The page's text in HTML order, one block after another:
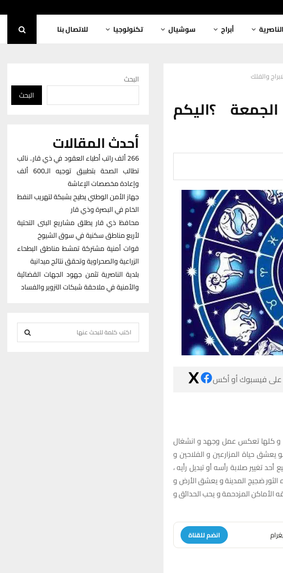
أبراج سوشيال تكنولوجيا للاتصال بنا
والفلك
؟اليكم
على فيسبوك أو أكس
و كلها تعكس عمل وجهد و انشغال
يعشق حياة المزارعين و الفلاحين و
تغيير صلابة رأسه أو تبديل رأيه ،
ضجيج المدينة و يعشق الأرض و
الأماكن المزدحمة و يحب الحدائق و
انضم للقناة
البحث
البحث
أحدث المقالات
266 ألف راتب أطباء العقود في ذي قار.. نائب
تطالب الصحة بتطبيق توجيه الـ600 ألف
وإعادة مخصصات الإعاشة
جهاز الأمن الوطني يطيح بشبكة لتهريب النفط
الخام في البصرة وذي قار
محافظ ذي قار يطلق مشاريع البنى التحتية
لأربع مناطق سكنية في سوق الشيوخ
قوات أمنية مشتركة تمشط مناطق البطحاء
الزراعية والصحراوية وتحقق نتائج ميدانية
بلدية الناصرية تثمن جهود الجهات القضائية
والأمنية في ملاحقة شبكات التزوير والفساد
e